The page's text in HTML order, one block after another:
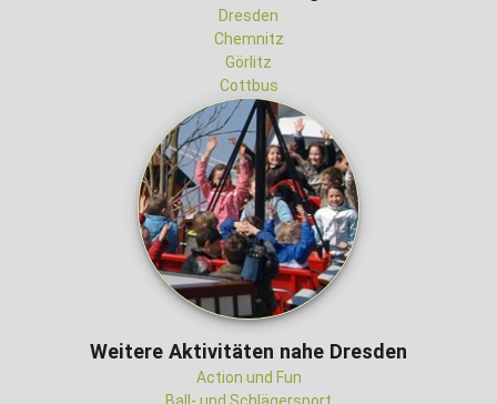
Dresden
Chemnitz
Görlitz
Cottbus
Weitere Aktivitäten nahe Dresden
Action und Fun